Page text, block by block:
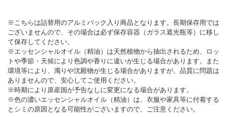
※こちらは詰替用のアルミパック入り商品となります。長期保存用では
ございませんので、その場合は必ず保存容器（ガラス遮光瓶等）に移し
て保存してください。
※エッセンシャルオイル（精油）は天然植物から抽出されるため、ロッ
トや季節・天候により色調や香りに違いが生じる場合があります。また
環境等により、濁りや沈殿物が生じる場合がありますが、品質に問題は
ありませんので、安心してご使用ください。
※時期により原産国が予告なしに変更になる場合があります。
※色の濃いエッセンシャルオイル（精油）は、衣服や家具等に付着する
とシミの原因となる可能性がございますので、ご注意ください。